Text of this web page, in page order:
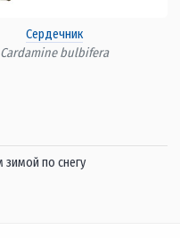
Сердечник
Cardamine bulbifera
зимой по снегу